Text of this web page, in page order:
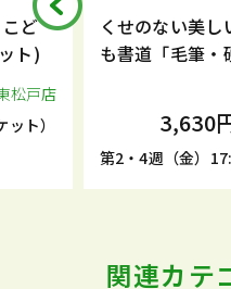
ど
ト)
松戸店
ト）
くせのない美
も書道「毛筆
3,630
第2・4週（金）
関連カテ